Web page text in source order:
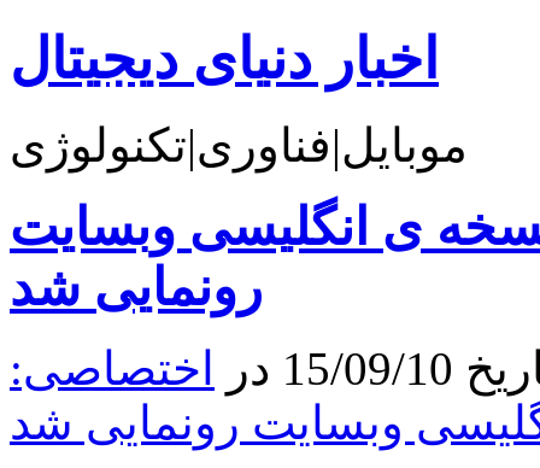
اخبار دنیای دیجیتال
موبایل|فناوری|تکنولوژی
ی انگلیسی وبسایت
رونمایی شد
در
اختصاصی:
وبسایت رونمایی شد